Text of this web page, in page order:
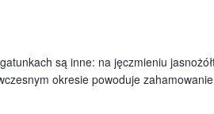
są inne: na jęczmieniu
okresie powoduje